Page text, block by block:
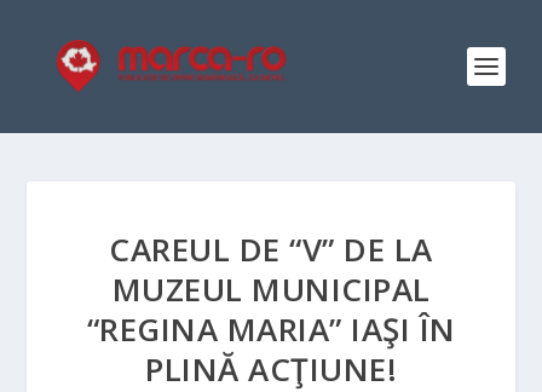
CAREUL DE “V” DE LA
MUZEUL MUNICIPAL
“REGINA MARIA” IAŞI ÎN
PLINĂ ACŢIUNE!